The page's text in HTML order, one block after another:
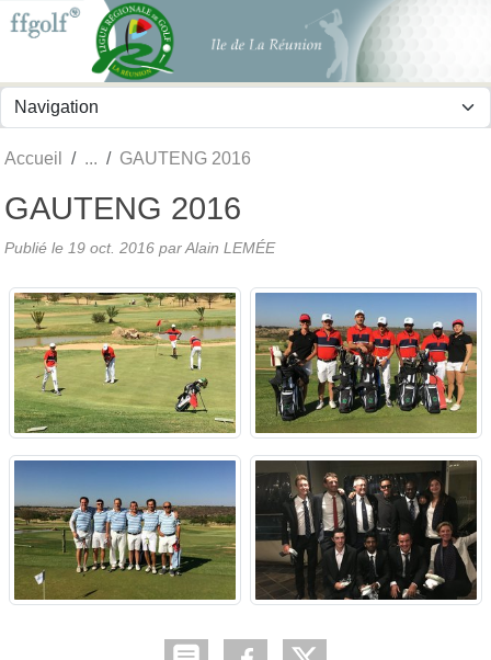
Accueil GAUTENG 2016
GAUTENG 2016
Publié le 19 oct. 2016 parAlain LEMÉE
Panneau de gestion des cookies